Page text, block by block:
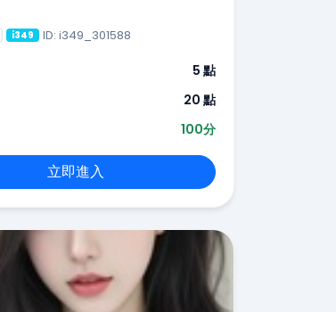
i349 ID: i349_301588
5 點
20 點
100分
立即進入